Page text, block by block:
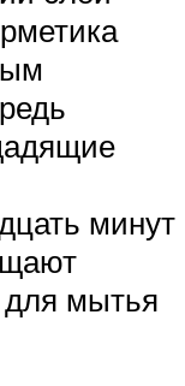
минут
для мытья